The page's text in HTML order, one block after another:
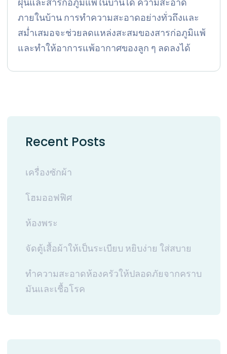
ฝุ่นและสารก่อภูมิแพ้ในบ้านได้ ความสะอาด
ภายในบ้าน การทำความสะอาดอย่างทั่วถึงและ
สม่ำเสมอจะช่วยลดแหล่งสะสมของสารก่อภูมิแพ้
และทำให้อาการแพ้อากาศของลูก ๆ ลดลงได้
Recent Posts
เครื่องซักผ้า
โฮมออฟฟิศ
ห้องพระ
จัดตู้เสื้อผ้าให้เป็นระเบียบ หยิบง่าย ใส่สบาย
ทำความสะอาดห้องครัวให้ปลอดภัยจากคราบ
มันและเชื้อโรค